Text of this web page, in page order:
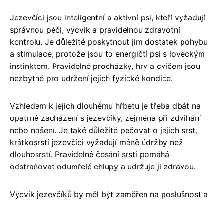
Jezevčíci jsou inteligentní a aktivní psi, kteří vyžadují
správnou péči, výcvik a pravidelnou zdravotní
kontrolu. Je důležité poskytnout jim dostatek pohybu
a stimulace, protože jsou to energičtí psi s loveckým
instinktem. Pravidelné procházky, hry a cvičení jsou
nezbytné pro udržení jejich fyzické kondice.
Vzhledem k jejich dlouhému hřbetu je třeba dbát na
opatrné zacházení s jezevčíky, zejména při zdvihání
nebo nošení. Je také důležité pečovat o jejich srst,
krátkosrstí jezevčíci vyžadují méně údržby než
dlouhosrstí. Pravidelné česání srsti pomáhá
odstraňovat odumřelé chlupy a udržuje ji zdravou.
Výcvik jezevčíků by měl být zaměřen na poslušnost a